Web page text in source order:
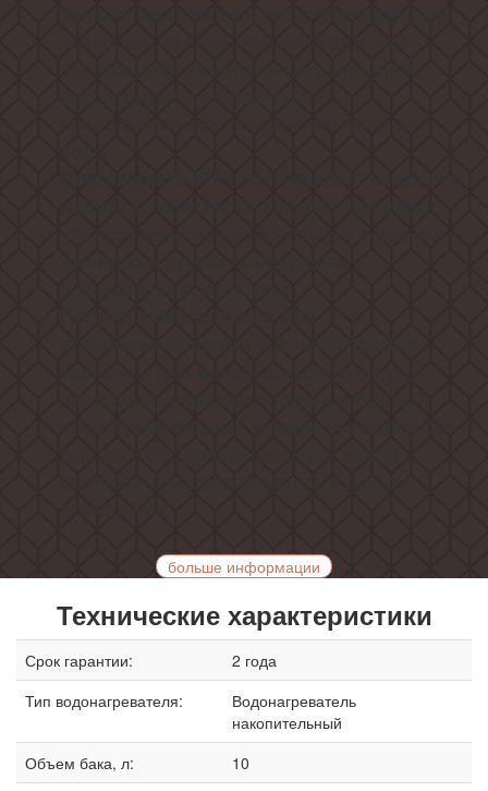
больше информации
Технические характеристики
Срок гарантии:
2 года
Тип водонагревателя:
Водонагреватель
накопительный
Объем бака, л:
10